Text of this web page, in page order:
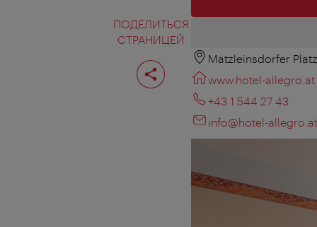
ПОДЕЛИТЬСЯ
СТРАНИЦЕЙ
Поделиться
страницей
Matzleinsdorfer
www.hotel-allegro.at
+43 1 544 27 43
info@hotel-allegro.at